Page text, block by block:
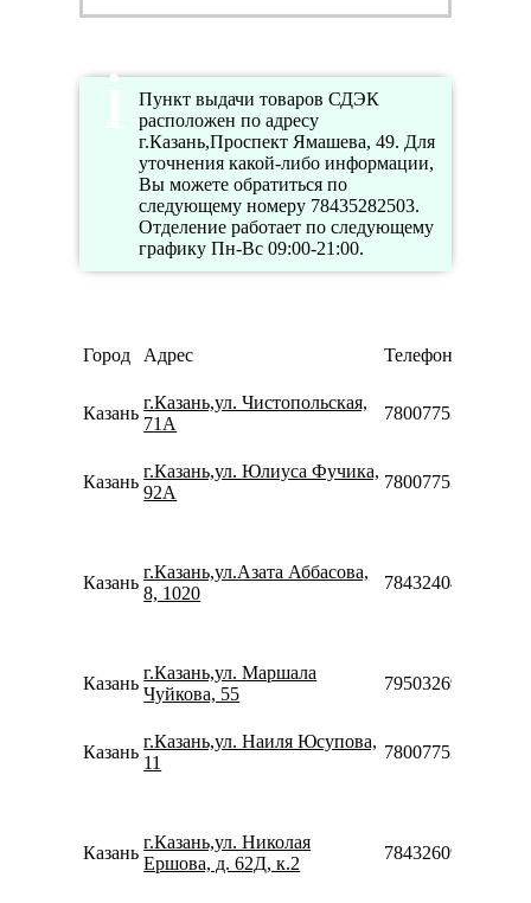
Пункт выдачи товаров СДЭК
расположен по адресу
г.Казань,Проспект Ямашева, 49. Для
уточнения какой-либо информации,
Вы можете обратиться по
следующему номеру 78435282503.
Отделение работает по следующему
графику Пн-Вс 09:00-21:00.
Город Адрес Телефон
Казань
г.Казань,ул. Чистопольская,
71А
78007753553
Казань
г.Казань,ул. Юлиуса Фучика,
92А
78007753553
Казань
г.Казань,ул.Азата Аббасова,
8, 1020
78432404086
Казань
г.Казань,ул. Маршала
Чуйкова, 55
79503269970
Казань
г.Казань,ул. Наиля Юсупова,
11
78007753553
Казань
г.Казань,ул. Николая
Ершова, д. 62Д, к.2
78432609757